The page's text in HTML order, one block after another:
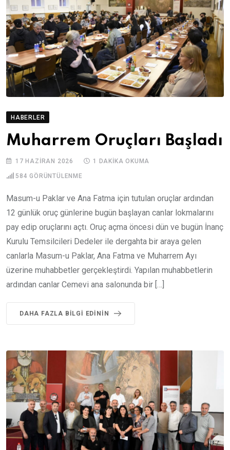
HABERLER
Muharrem Oruçları Başladı
17 HAZIRAN 2026 1 DAKIKA OKUMA
584 GÖRÜNTÜLENME
Masum-u Paklar ve Ana Fatma için tutulan oruçlar ardından
12 günlük oruç günlerine bugün başlayan canlar lokmalarını
pay edip oruçlarını açtı. Oruç açma öncesi dün ve bugün İnanç
Kurulu Temsilcileri Dedeler ile dergahta bir araya gelen
canlarla Masum-u Paklar, Ana Fatma ve Muharrem Ayı
üzerine muhabbetler gerçekleştirdi. Yapılan muhabbetlerin
ardından canlar Cemevi ana salonunda bir […]
DAHA FAZLA BILGI EDININ